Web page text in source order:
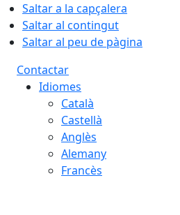
Saltar a la capçalera
Saltar al contingut
Saltar al peu de pàgina
Contactar
Idiomes
Català
Castellà
Anglès
Alemany
Francès